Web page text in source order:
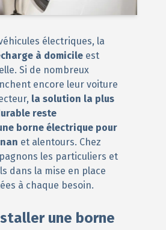
électriques, la
à domicile est
Si de nombreux
encore leur voiture
la solution la plus
reste
borne électrique pour
et alentours. Chez
les particuliers et
dans la mise en place
à chaque besoin.
une borne